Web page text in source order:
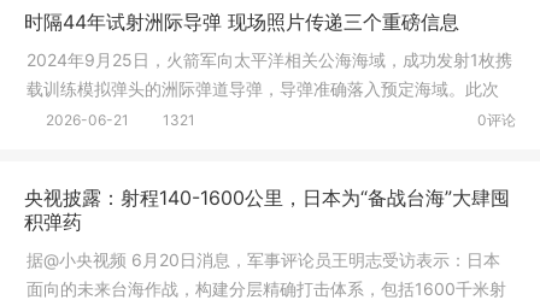
时隔44年试射洲际导弹 现场照片传递三个重磅信息
2024年9月25日，火箭军向太平洋相关公海海域，成功发射1枚携
载训练模拟弹头的洲际弹道导弹，导弹准确落入预定海域。此次
任务，是
0评论
2026-06-21 1321
央视披露：射程140-1600公里，日本为“备战台海”大肆囤
积弹药
据@小央视频 6月20日消息，军事评论员王明志受访表示：日本
面向的未来台海作战，构建分层精确打击体系，包括1600千米射